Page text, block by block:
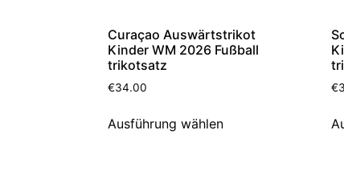
Curaçao Auswärtstrikot
Kinder WM 2026 Fußball
trikotsatz
€34.00
Ausführung wählen
€